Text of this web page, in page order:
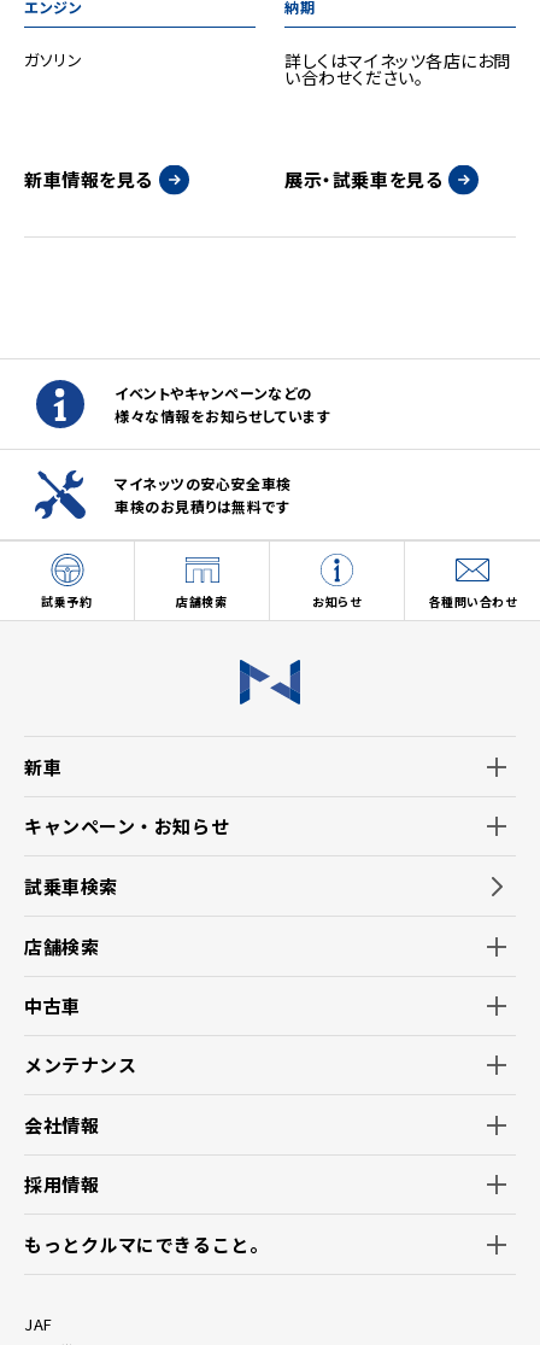
ガソリン 詳しくはマイネッツ各店にお問
い合わせください。
新車情報を見る 展示・試乗車を見る
イベントやキャンペーンなどの
様々な情報をお知らせしています
マイネッツの安心安全車検
車検のお見積りは無料です
試乗予約 店舗検索 お知らせ 各種問い合わせ
新車
キャンペーン・お知らせ
試乗車検索
店舗検索
中古車
メンテナンス
会社情報
採用情報
もっとクルマにできること。
JAF